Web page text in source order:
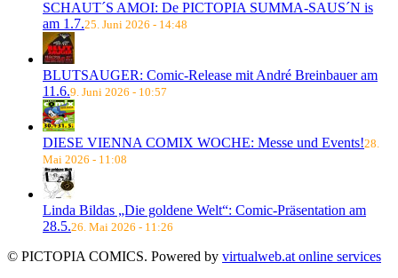
SCHAUT´S AMOI: De PICTOPIA SUMMA-SAUS´N is
am 1.7.25. Juni 2026 - 14:48
BLUTSAUGER: Comic-Release mit André Breinbauer am
11.6.9. Juni 2026 - 10:57
DIESE VIENNA COMIX WOCHE: Messe und Events!28.
Mai 2026 - 11:08
Linda Bildas „Die goldene Welt“: Comic-Präsentation am
28.5.26. Mai 2026 - 11:26
© PICTOPIA COMICS. Powered by virtualweb.at online services